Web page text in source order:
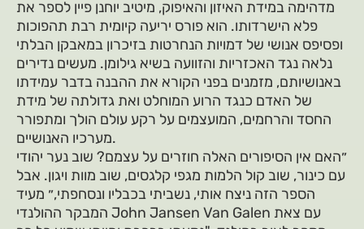
מדהימה במידת האיזון והאיפוק, מיטיב יוחנן פיין לספר את
פלא הישרדותו. הוא פורס יריעה קיומית רבת תהפוכות
ופסיפס אנושי של דמויות הנחרטות בזיכרון במאבקן הבלתי
נלאה נגד האכזריות והזוועה בשיא גילומן. מעשים נדירים
באנושיותם, מזמנים בפני הקורא את ההבנה בדבר עמידתו
של האדם כנגד הרוע המוחלט ואת גדולתה של מידת
החסד והרחמים, המועצמים על רקע עולם הולך ומתפורר
מערכיו האנושיים.
״האם אין הסיפורים האלה חוזרים על עצמם? שוב נער יהודי
עם כינור, שוב קול הלמות מגפי קלגסים, שוב מוות ויגון. אבל
הספר הזה ניצח אותי, נשביתי בכבליו ונסחפתי,״ מעיד
המבקר ההולנדי John Jansen Van Galen עם צאת